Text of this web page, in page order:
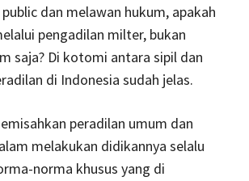
dan melawan hukum, apakah
pengadilan milter, bukan
saja? Di kotomi antara sipil dan
di Indonesia sudah jelas.
peradilan umum dan
melakukan didikannya selalu
norma khusus yang di